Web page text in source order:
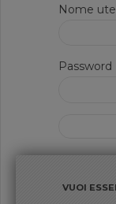
Nome
Password
VUOI